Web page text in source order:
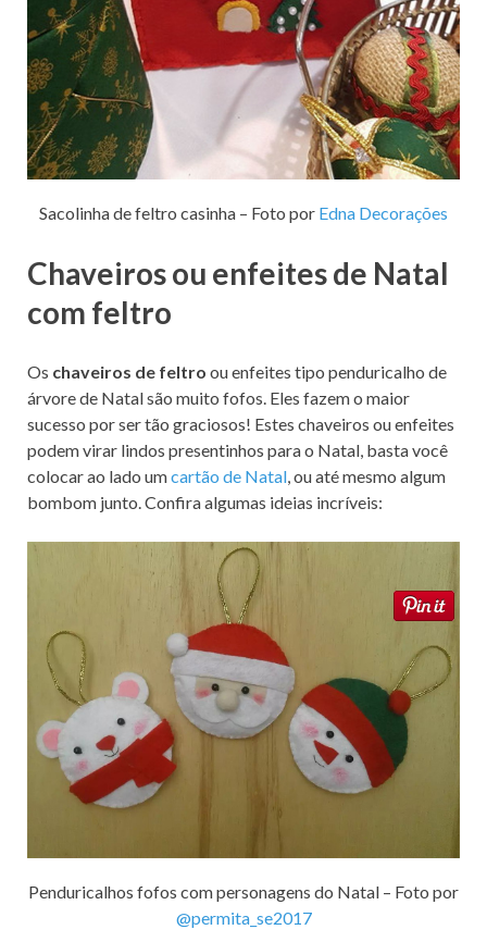
Sacolinha de feltro casinha – Foto por Edna Decorações
Chaveiros ou enfeites de Natal
com feltro
Os chaveiros de feltro ou enfeites tipo penduricalho de
árvore de Natal são muito fofos. Eles fazem o maior
sucesso por ser tão graciosos! Estes chaveiros ou enfeites
podem virar lindos presentinhos para o Natal, basta você
colocar ao lado umcartão de Natal, ou até mesmo algum
bombom junto. Confira algumas ideias incríveis:
Penduricalhos fofos com personagens do Natal – Foto por
@permita_se2017